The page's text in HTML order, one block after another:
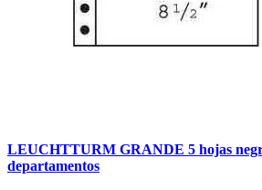
LEUCHTTURM GRANDE 5 hojas
departamentos